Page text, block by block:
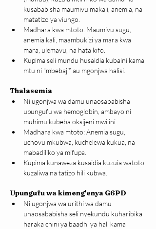
kusababisha maumivu makali, anemia, na
matatizo ya viungo.
Madhara kwa mtoto: Maumivu sugu,
anemia kali, maambukizi ya mara kwa
mara, ulemavu, na hata kifo.
Kupima seli mundu husaidia kubaini kama
mtu ni “mbebaji” au mgonjwa halisi.
Thalasemia
Ni ugonjwa wa damu unaosababisha
upungufu wa hemoglobin, ambayo ni
muhimu kubeba oksijeni mwilini.
Madhara kwa mtoto: Anemia sugu,
uchovu mkubwa, kuchelewa kukua, na
mabadiliko ya mifupa.
Kupima kunaweza kusaidia kuzuia watoto
kuzaliwa na tatizo hili kubwa.
Upungufu wa kimeng'enya G6PD
Ni ugonjwa wa urithi wa damu
unaosababisha seli nyekundu kuharibika
haraka chini ya baadhi ya hali kama